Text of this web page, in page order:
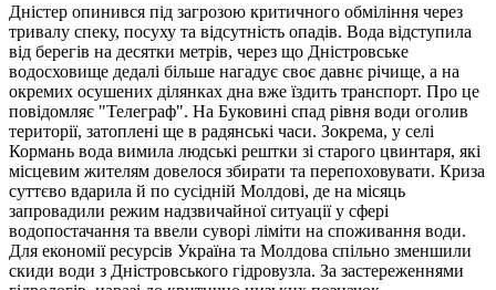
Дністер опинився під загрозою критичного обміління через
тривалу спеку, посуху та відсутність опадів. Вода відступила
від берегів на десятки метрів, через що Дністровське
водосховище дедалі більше нагадує своє давнє річище, а на
окремих осушених ділянках дна вже їздить транспорт. Про це
повідомляє "Телеграф". На Буковині спад рівня води оголив
території, затоплені ще в радянські часи. Зокрема, у селі
Кормань вода вимила людські рештки зі старого цвинтаря, які
місцевим жителям довелося збирати та перепоховувати. Криза
суттєво вдарила й по сусідній Молдові, де на місяць
запровадили режим надзвичайної ситуації у сфері
водопостачання та ввели суворі ліміти на споживання води.
Для економії ресурсів Україна та Молдова спільно зменшили
скиди води з Дністровського гідровузла. За застереженнями